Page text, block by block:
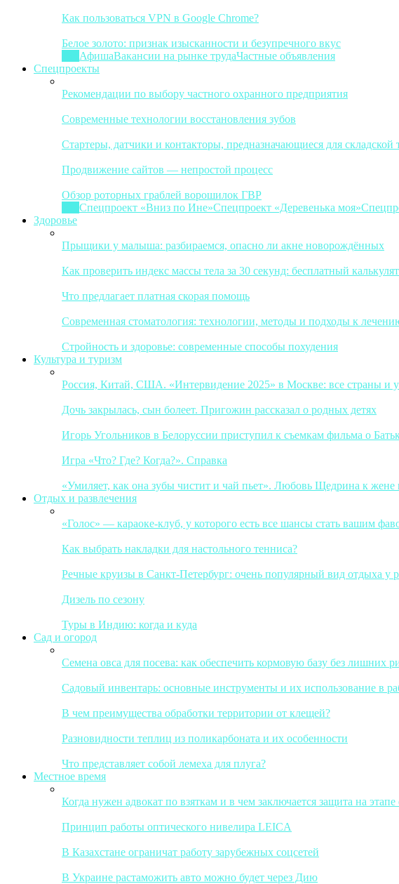
Как пользоваться VPN в Google Chrome?
Белое золото: признак изысканности и безупречного вкус
АфишаВакансии на рынке трудаЧастные объявления
Спецпроекты
Рекомендации по выбору частного охранного предприятия
Современные технологии восстановления зубов
Стартеры, датчики и контакторы, предназначающиеся для складской
Продвижение сайтов — непростой процесс
Обзор роторных граблей ворошилок ГВР
Спецпроект «Вниз по Ине»Спецпроект «Деревенька моя»
Здоровье
Прыщики у малыша: разбираемся, опасно ли акне новорождённых
Как проверить индекс массы тела за 30 секунд: бесплатный
Что предлагает платная скорая помощь
Современная стоматология: технологии, методы и подходы к
Стройность и здоровье: современные способы похудения
Культура и туризм
Россия, Китай, США. «Интервидение 2025» в Москве: все страны и
Дочь закрылась, сын болеет. Пригожин рассказал о родных детях
Игорь Угольников в Белоруссии приступил к съемкам фильма о
Игра «Что? Где? Когда?». Справка
«Умиляет, как она зубы чистит и чай пьет». Любовь Щедрина к жене
Отдых и развлечения
«Голос» — караоке-клуб, у которого есть все шансы стать вашим
Как выбрать накладки для настольного тенниса?
Речные круизы в Санкт-Петербург: очень популярный вид отдыха у
Дизель по сезону
Туры в Индию: когда и куда
Сад и огород
Семена овса для посева: как обеспечить кормовую базу без лишних
Садовый инвентарь: основные инструменты и их использование в
В чем преимущества обработки территории от клещей?
Разновидности теплиц из поликарбоната и их особенности
Что представляет собой лемеха для плуга?
Местное время
Когда нужен адвокат по взяткам и в чем заключается защита на этапе
Принцип работы оптического нивелира LEICA
В Казахстане ограничат работу зарубежных соцсетей
В Украине растаможить авто можно будет через Дию